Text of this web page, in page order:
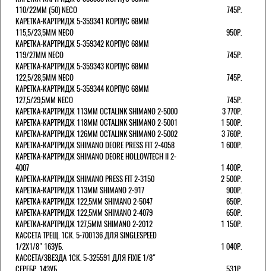
110/22ММ (50) NECO
745Р.
КАРЕТКА-КАРТРИДЖ 5-359341 КОРПУС 68ММ
115,5/23,5ММ NECO
950Р.
КАРЕТКА-КАРТРИДЖ 5-359342 КОРПУС 68ММ
119/27ММ NECO
745Р.
КАРЕТКА-КАРТРИДЖ 5-359343 КОРПУС 68ММ
122,5/28,5ММ NECO
745Р.
КАРЕТКА-КАРТРИДЖ 5-359344 КОРПУС 68ММ
127,5/29,5ММ NECO
745Р.
КАРЕТКА-КАРТРИДЖ 113ММ OCTALINK SHIMANO 2-5000
3 770Р.
КАРЕТКА-КАРТРИДЖ 118ММ OCTALINK SHIMANO 2-5001
1 500Р.
КАРЕТКА-КАРТРИДЖ 126ММ OCTALINK SHIMANO 2-5002
3 760Р.
КАРЕТКА-КАРТРИДЖ SHIMANO DEORE PRESS FIT 2-4058
1 600Р.
КАРЕТКА-КАРТРИДЖ SHIMANO DEORE HOLLOWTECH II 2-
4007
1 400Р.
КАРЕТКА-КАРТРИДЖ SHIMANO PRESS FIT 2-3150
2 500Р.
КАРЕТКА-КАРТРИДЖ 113ММ SHIMANO 2-917
900Р.
КАРЕТКА-КАРТРИДЖ 122,5ММ SHIMANO 2-5047
650Р.
КАРЕТКА-КАРТРИДЖ 122,5ММ SHIMANO 2-4079
650Р.
КАРЕТКА-КАРТРИДЖ 127,5ММ SHIMANO 2-2012
1 150Р.
КАССЕТА ТРЕЩ. 1СК. 5-700136 ДЛЯ SINGLESPEED
1/2X1/8" 16ЗУБ.
1 040Р.
КАССЕТА/ЗВЕЗДА 1СК. 5-325591 ДЛЯ FIXIE 1/8"
СЕРЕБР. 14ЗУБ.
531Р.